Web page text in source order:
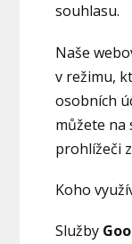
souhlasu.
Naše
v režimu,
osobních
můžete na
prohlížeči
Koho
Služby